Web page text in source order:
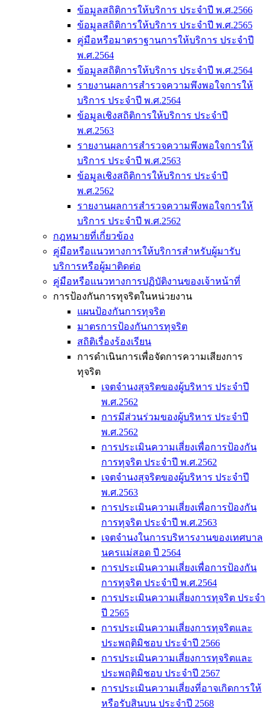
ข้อมูลสถิติการให้บริการ ประจำปี พ.ศ.2566
ข้อมูลสถิติการให้บริการ ประจำปี พ.ศ.2565
คู่มือหรือมาตราฐานการให้บริการ ประจำปี
พ.ศ.2564
ข้อมูลสถิติการให้บริการ ประจำปี พ.ศ.2564
รายงานผลการสำรวจความพึงพอใจการให้
บริการ ประจำปี พ.ศ.2564
ข้อมูลเชิงสถิติการให้บริการ ประจำปี
พ.ศ.2563
รายงานผลการสำรวจความพึงพอใจการให้
บริการ ประจำปี พ.ศ.2563
ข้อมูลเชิงสถิติการให้บริการ ประจำปี
พ.ศ.2562
รายงานผลการสำรวจความพึงพอใจการให้
บริการ ประจำปี พ.ศ.2562
กฎหมายที่เกี่ยวข้อง
คู่มือหรือแนวทางการให้บริการสำหรับผู้มารับ
บริการหรือผู้มาติดต่อ
คู่มือหรือแนวทางการปฏิบัติงานของเจ้าหน้าที่
การป้องกันการทุจริตในหน่วยงาน
แผนป้องกันการทุจริต
มาตรการป้องกันการทุจริต
สถิติเรื่องร้องเรียน
การดำเนินการเพื่อจัดการความเสียงการ
ทุจริต
เจตจำนงสุจริตของผู้บริหาร ประจำปี
พ.ศ.2562
การมีส่วนร่วมของผู้บริหาร ประจำปี
พ.ศ.2562
การประเมินความเสี่ยงเพื่อการป้องกัน
การทุจริต ประจำปี พ.ศ.2562
เจตจำนงสุจริตของผู้บริหาร ประจำปี
พ.ศ.2563
การประเมินความเสี่ยงเพื่อการป้องกัน
การทุจริต ประจำปี พ.ศ.2563
เจตจำนงในการบริหารงานของเทศบาล
นครแม่สอด ปี 2564
การประเมินความเสี่ยงเพื่อการป้องกัน
การทุจริต ประจำปี พ.ศ.2564
การประเมินความเสี่ยงการทุจริต ประจำ
ปี 2565
การประเมินความเสี่ยงการทุจริตและ
ประพฤติมิชอบ ประจำปี 2566
การประเมินความเสี่ยงการทุจริตและ
ประพฤติมิชอบ ประจำปี 2567
การประเมินความเสี่ยงที่อาจเกิดการให้
หรือรับสินบน ประจำปี 2568